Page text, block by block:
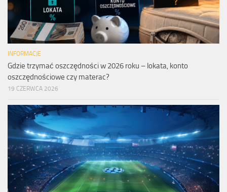
INFORMACJE
Gdzie trzymać oszczędności w 2026 roku – lokata, konto
oszczędnościowe czy materac?
19 CZERWCA 2026